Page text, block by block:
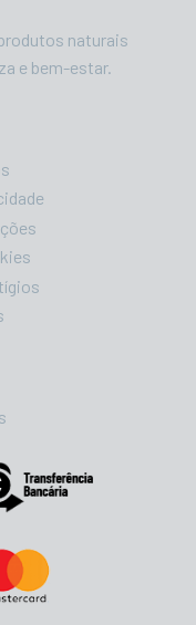
naturais
e bem-estar.